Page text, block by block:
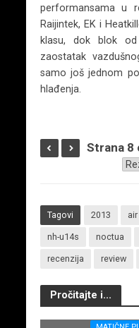
performansama u
Raijintek, EK i
klasu, dok blok
zaostatak
samo još jednom
hlađenja.
Strana 8
Tagovi 2013 air
nh-u14s noctua
recenzija review
Pročitajte i...